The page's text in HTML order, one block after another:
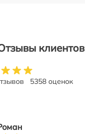
клиентов
5358 оценок